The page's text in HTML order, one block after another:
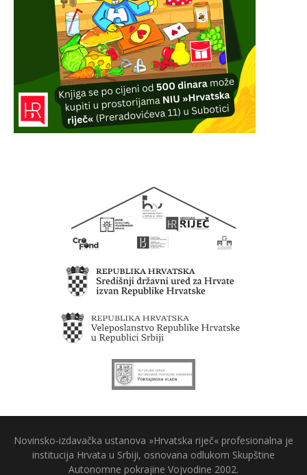
Novinsko-izdavačka ustanova »Hrvatska riječ« profesionalna je
institucija Hrvata u Srbiji, osnovana odlukom Skupštine
Autonomne pokrajine Vojvodine 2002.